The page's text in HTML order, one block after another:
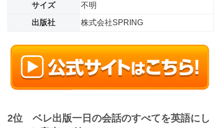
サイズ 不明
出版社 株式会社SPRING
2位 ベレ出版一日の会話のすべてを英語にし